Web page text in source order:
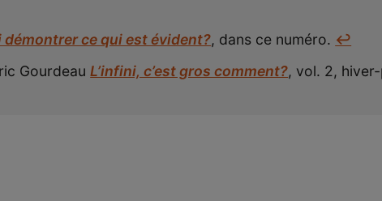
démontrer ce qui est évident?, dans ce numéro. ↩
GourdeauL’infini, c’est gros comment?, vol. 2,